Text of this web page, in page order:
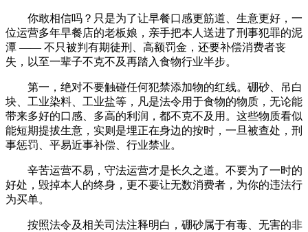
你敢相信吗？只是为了让早餐口感更筋道、生意更好，一
位运营多年早餐店的老板娘，亲手把本人送进了刑事犯罪的泥
潭 —— 不只被判有期徒刑、高额罚金，还要补偿消费者丧
失，以至一辈子不克不及再踏入食物行业半步。
第一，绝对不要触碰任何犯禁添加物的红线。硼砂、吊白
块、工业染料、工业盐等，凡是法令用于食物的物质，无论能
带来多好的口感、多高的利润，都不克不及用。这些物质看似
能短期提拔生意，实则是埋正在身边的按时，一旦被查处，刑
事惩罚、平易近事补偿、行业禁业。
辛苦运营不易，守法运营才是长久之道。不要为了一时的
好处，毁掉本人的终身，更不要让无数消费者，为你的违法行
为买单。
按照法令及相关司法注释明白，硼砂属于有毒、无害的非